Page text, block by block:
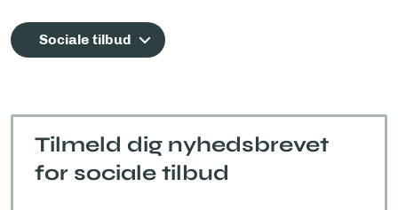
Sociale tilbud
Tilmeld dig nyhedsbrevet
for sociale tilbud